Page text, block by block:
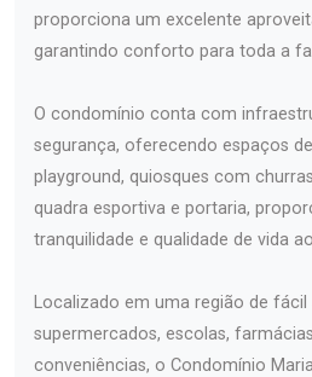
proporciona um excelente
garantindo conforto para toda a
O condomínio conta com
segurança, oferecendo espaços
playground, quiosques com
quadra esportiva e portaria,
tranquilidade e qualidade de vida
Localizado em uma região de
supermercados, escolas,
conveniências, o Condomínio